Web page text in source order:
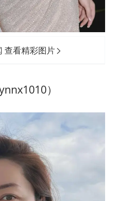
查看精彩图片
）